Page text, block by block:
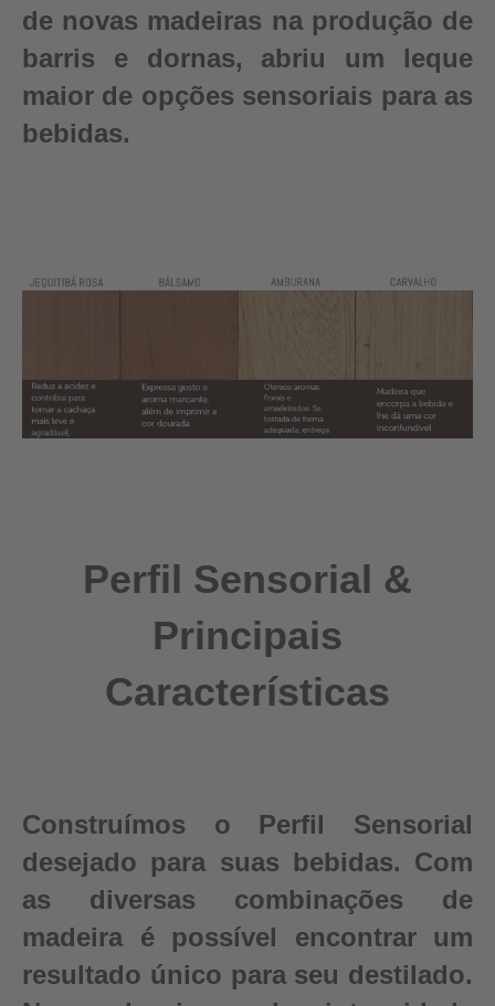
de novas madeiras na produção de
barris e dornas, abriu um leque
maior de opções sensoriais para as
bebidas.
Perfil Sensorial &
Principais
Características
Construímos o Perfil Sensorial
desejado para suas bebidas. Com
as diversas combinações de
madeira é possível encontrar um
resultado único para seu destilado.